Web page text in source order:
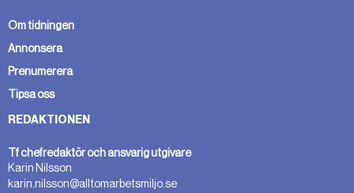
Om tidningen
Annonsera
Prenumerera
Tipsa oss
REDAKTIONEN
Tf chefredaktör och ansvarig utgivare
Karin Nilsson
karin.nilsson@alltomarbetsmiljo.se